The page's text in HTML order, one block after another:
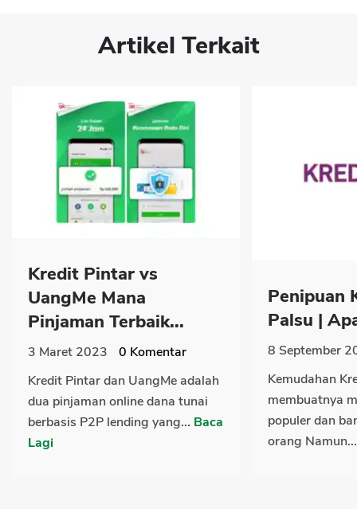
Artikel Terkait
Kredit Pintar vs
UangMe Mana
Pinjaman Terbaik...
3 Maret 2023 0 Komentar
Kredit Pintar dan UangMe adalah
dua pinjaman online dana tunai
berbasis P2P lending yang... Baca
Lagi
Penipuan
Palsu |
8 September
Kemudahan
membuatnya
populer dan
orang